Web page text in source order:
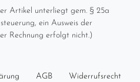
Artikel unterliegt gem. § 25a
ein Ausweis der
Rechnung erfolgt nicht.)
AGB Widerrufs­recht